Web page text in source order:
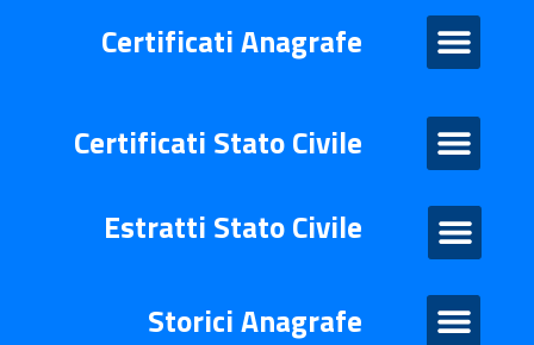
Certificati Anagrafe
Certificati Stato Civile
Estratti Stato Civile
Storici Anagrafe